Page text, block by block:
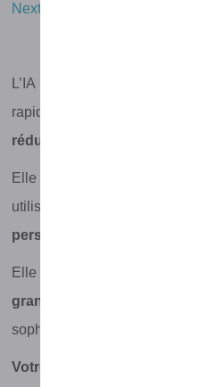
Next
L’IA peut vous créer une
rapidement. Utile pour les
réduisant des coûts liés à
Elle peut créer des images
utilisateur, ce qui
personnalisation des
Elle peut créer des
images
grande précision
en
sophistiqués afin d’optimiser vos
Votre imagination est la